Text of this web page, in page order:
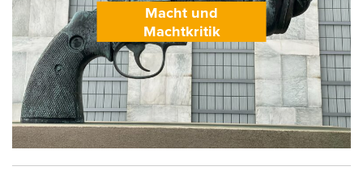
Macht und
Machtkritik